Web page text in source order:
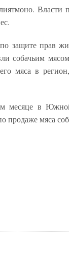
Власти
защите прав
собачьим
мяса в
месяце в
продаже мяса